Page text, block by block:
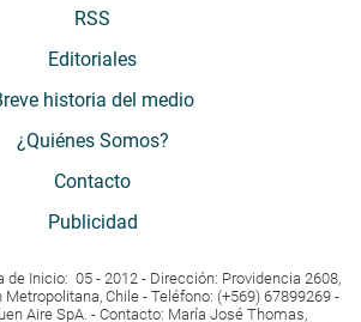
RSS
Editoriales
historia del medio
¿Quiénes Somos?
Contacto
Publicidad
de Inicio: 05 - 2012 - Dirección: Providencia 2608,
Metropolitana, Chile - Teléfono: (+569) 67899269 -
Aire SpA. - Contacto: María José Thomas,